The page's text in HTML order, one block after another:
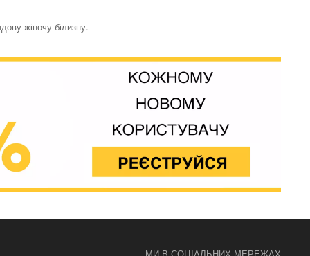
RosesSence
3104 грн.
RosesSence
жіночу білизну.